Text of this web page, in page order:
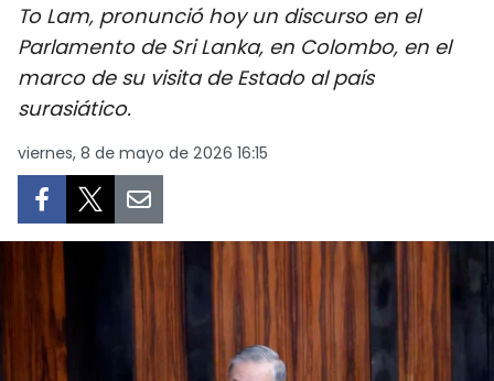
SOCIEDAD
SALUD - MEDIO AMBIENTE
PUENTE DE AMISTAD
To Lam, pronunció hoy un discurso en el
Parlamento de Sri Lanka, en Colombo, en el
marco de su visita de Estado al país
surasiático.
viernes, 8 de mayo de 2026 16:15